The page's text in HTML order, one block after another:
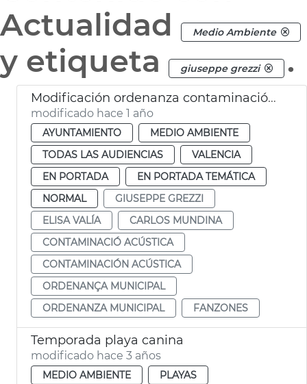
Actualidad
Medio Ambiente
y etiqueta giuseppe grezzi .
Modificación ordenanza contaminación acústica València y Plan Municipal contaminación acústica
modificado hace 1 año
AYUNTAMIENTO
MEDIO AMBIENTE
TODAS LAS AUDIENCIAS
VALENCIA
EN PORTADA
EN PORTADA TEMÁTICA
NORMAL
GIUSEPPE GREZZI
ELISA VALÍA
CARLOS MUNDINA
CONTAMINACIÓ ACÚSTICA
CONTAMINACIÓN ACÚSTICA
ORDENANÇA MUNICIPAL
ORDENANZA MUNICIPAL
FANZONES
Temporada playa canina
modificado hace 3 años
MEDIO AMBIENTE
PLAYAS